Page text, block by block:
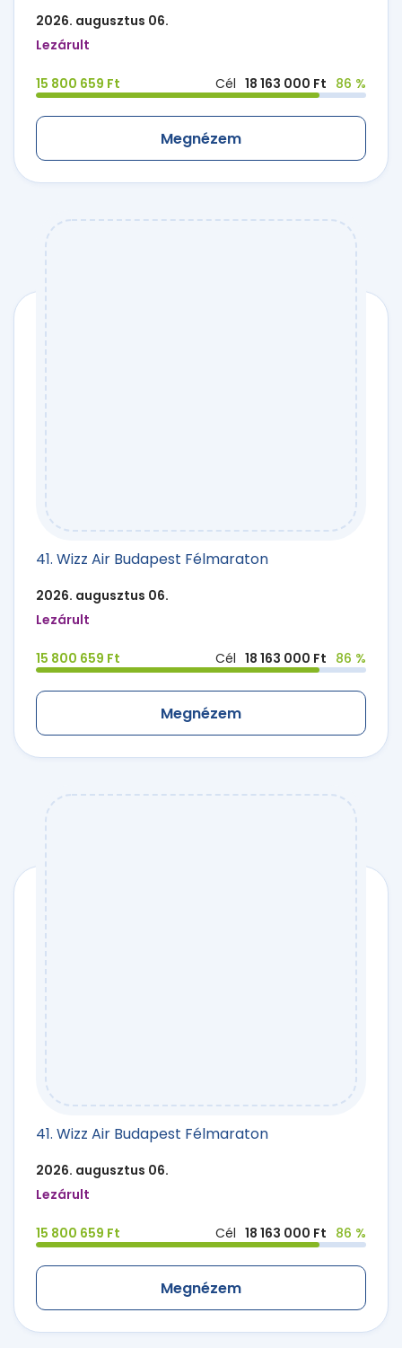
2026. augusztus 06.
Lezárult
15 800 659 Ft Cél 18 163 000 Ft 86 %
Megnézem
41. Wizz Air Budapest Félmaraton
2026. augusztus 06.
Lezárult
15 800 659 Ft Cél 18 163 000 Ft 86 %
Megnézem
41. Wizz Air Budapest Félmaraton
2026. augusztus 06.
Lezárult
15 800 659 Ft Cél 18 163 000 Ft 86 %
Megnézem